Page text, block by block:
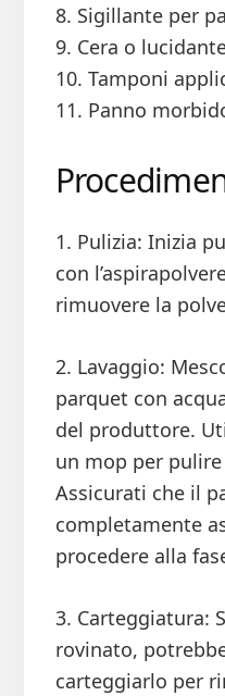
8. Sigillante per
9. Cera o
10. Tamponi
11. Panno
1. Pulizia: Inizia
con
rimuovere la
2. Lavaggio:
parquet con
del produttore.
un mop per
Assicurati che il
completamente
procedere alla
3. Carteggiatura:
rovinato,
carteggiarlo per